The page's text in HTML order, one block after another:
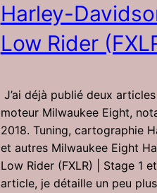
Harley-
Low Rider
J’ai déjà publié deux
moteur Milwaukee Eight,
2018. Tuning, cartographie
et autres Milwaukee Eight
Low Rider (FXLR) | Stage 1
article, je détaille un peu